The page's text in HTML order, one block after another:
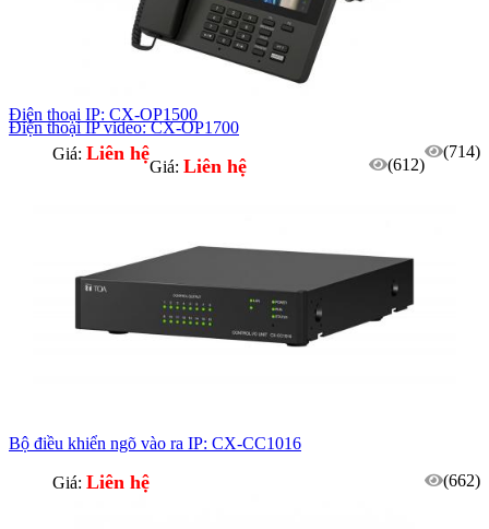
Điện thoại IP: CX-OP1500
Giá: Liên hệ (714)
Điện thoại IP video: CX-OP1700
Giá: Liên hệ (612)
Bộ điều khiển ngõ vào ra IP: CX-CC1016
Giá: Liên hệ (662)